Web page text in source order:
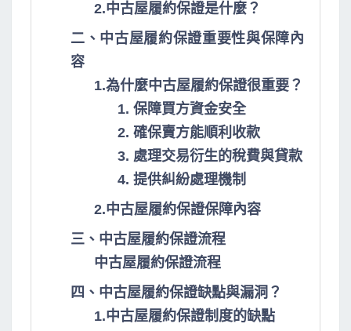
與
缺
次
看
懂
2.中古屋履約保證是什麼？
二、中古屋履約保證重要性與保障內
容
1.為什麼中古屋履約保證很重要？
1. 保障買方資金安全
2. 確保賣方能順利收款
3. 處理交易衍生的稅費與貸款
4. 提供糾紛處理機制
2.中古屋履約保證保障內容
三、中古屋履約保證流程
中古屋履約保證流程
四、中古屋履約保證缺點與漏洞？
1.中古屋履約保證制度的缺點